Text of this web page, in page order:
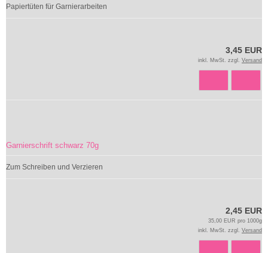
Papiertüten für Garnierarbeiten
3,45 EUR
inkl. MwSt. zzgl. Versand
Garnierschrift schwarz 70g
Zum Schreiben und Verzieren
2,45 EUR
35,00 EUR pro 1000g
inkl. MwSt. zzgl. Versand